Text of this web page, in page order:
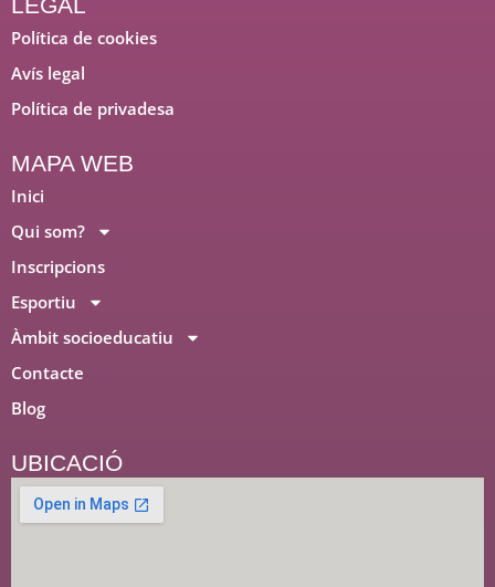
UBICACIÓ
Política de cookies
Avís legal
Política de privadesa
MAPA WEB
Inici
Qui som?
Inscripcions
Esportiu
Àmbit socioeducatiu
Contacte
Blog